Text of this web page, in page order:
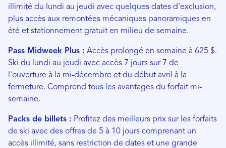
illimité du lundi au jeudi avec quelques dates d'exclusion,
plus accès aux remontées mécaniques panoramiques en
été et stationnement gratuit en milieu de semaine.
Pass Midweek Plus : Accès prolongé en semaine à 625 $.
Ski du lundi au jeudi avec accès 7 jours sur 7 de
l'ouverture à la mi-décembre et du début avril à la
fermeture. Comprend tous les avantages du forfait mi-
semaine.
Packs de billets : Profitez des meilleurs prix sur les forfaits
de ski avec des offres de 5 à 10 jours comprenant un
accès illimité, sans restriction de dates et une grande